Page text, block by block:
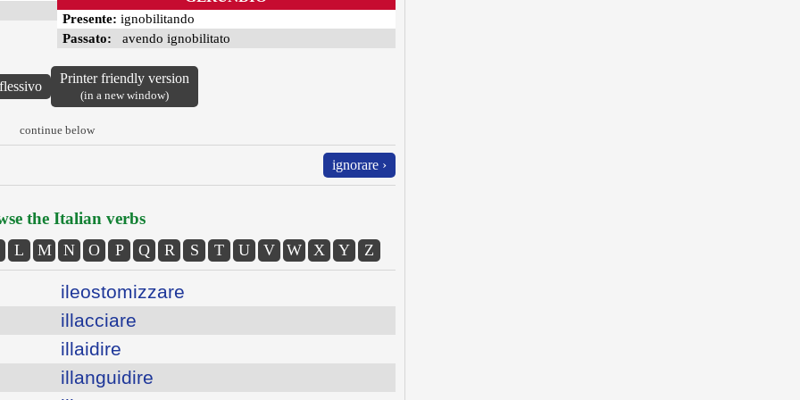
Presente: ignobilitando
Passato: avendo ignobilitato
Printer friendly version
(in a new window)
continue below
ignorare ›
the Italian verbs
L M N O P Q R S T U V W X Y Z
ileostomizzare
illacciare
illaidire
illanguidire